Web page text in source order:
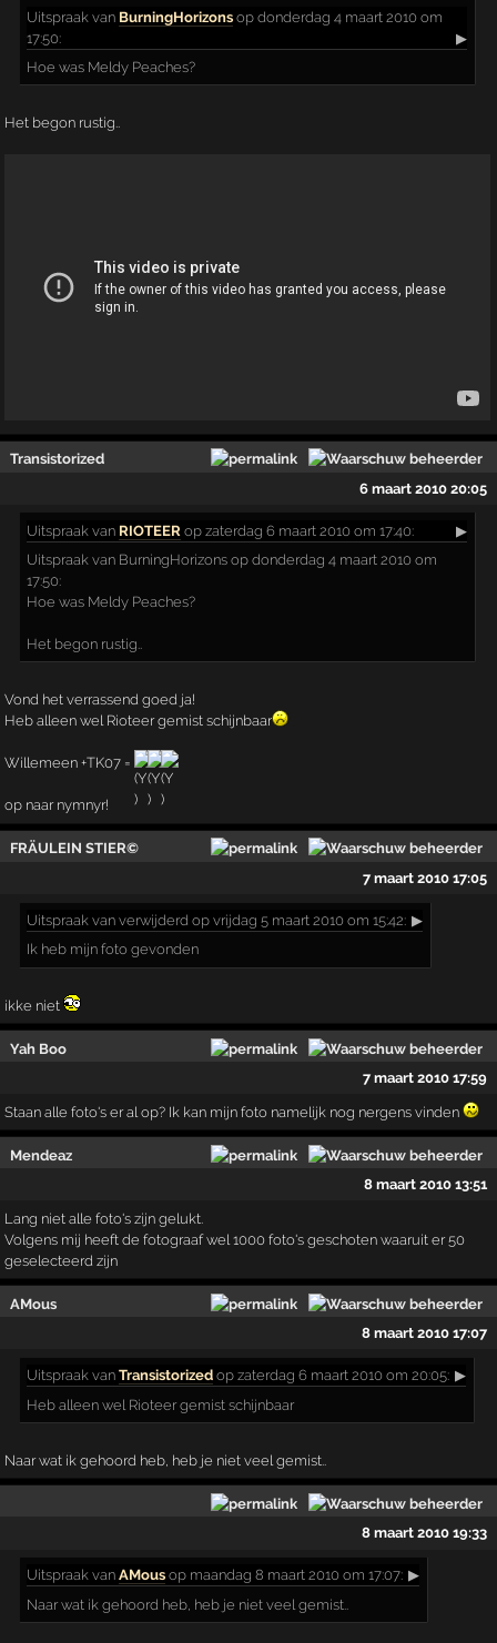
Uitspraak van BurningHorizons op donderdag 4 maart 2010 om
17:50:
▶
Hoe was Meldy Peaches?
Het begon rustig..
Transistorized
6 maart 2010 20:05
Uitspraak van RIOTEER op zaterdag 6 maart 2010 om 17:40:
▶
Uitspraak van BurningHorizons op donderdag 4 maart 2010 om
17:50:
Hoe was Meldy Peaches?
Het begon rustig..
Vond het verrassend goed ja!
Heb alleen wel Rioteer gemist schijnbaar
Willemeen +TK07 =
op naar nymnyr!
FRÄULEIN STIER©
7 maart 2010 17:05
Uitspraak van verwijderd op vrijdag 5 maart 2010 om 15:42: ▶
Ik heb mijn foto gevonden
ikke niet
Yah Boo
7 maart 2010 17:59
Staan alle foto's er al op? Ik kan mijn foto namelijk nog nergens vinden
Mendeaz
8 maart 2010 13:51
Lang niet alle foto's zijn gelukt.
Volgens mij heeft de fotograaf wel 1000 foto's geschoten waaruit er 50
geselecteerd zijn
AMous
8 maart 2010 17:07
Uitspraak vanTransistorized op zaterdag 6 maart 2010 om 20:05: ▶
Heb alleen wel Rioteer gemist schijnbaar
Naar wat ik gehoord heb, heb je niet veel gemist..
8 maart 2010 19:33
Uitspraak vanAMous op maandag 8 maart 2010 om 17:07: ▶
Naar wat ik gehoord heb, heb je niet veel gemist..